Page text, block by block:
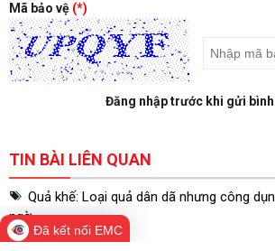
Mã bảo vệ (*)
Đăng nhập trước khi gửi
TIN BÀI LIÊN QUAN
Quả khế: Loại quả dân dã nhưng công
ngờ
29/01/2026
Đã kết nối EMC